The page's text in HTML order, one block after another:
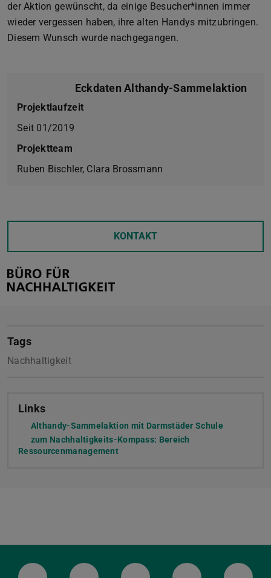
der Aktion gewünscht, da einige Besucher*innen immer
wieder vergessen haben, ihre alten Handys mitzubringen.
Diesem Wunsch wurde nachgegangen.
Eckdaten Althandy-Sammelaktion
Projektlaufzeit
Seit 01/2019
Projektteam
Ruben Bischler, Clara Brossmann
KONTAKT
Tags
Nachhaltigkeit
Links
Althandy-Sammelaktion mit Darmstäder Schule
zum Nachhaltigkeits-Kompass: Bereich
Ressourcenmanagement